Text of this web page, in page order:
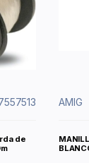
de
AMIG